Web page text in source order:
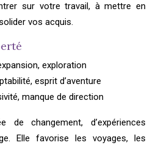
sur votre travail, à mettre en
vos acquis.
exploration
esprit d’aventure
manque de direction
changement, d’expériences
Elle favorise les voyages, les